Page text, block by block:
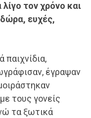
τον χρόνο και
ευχές,
παιχνίδια,
έγραψαν
τους γονείς
τα ξωτικά